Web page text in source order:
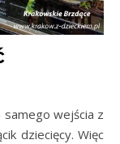
samego wejścia z
dziecięcy. Więc